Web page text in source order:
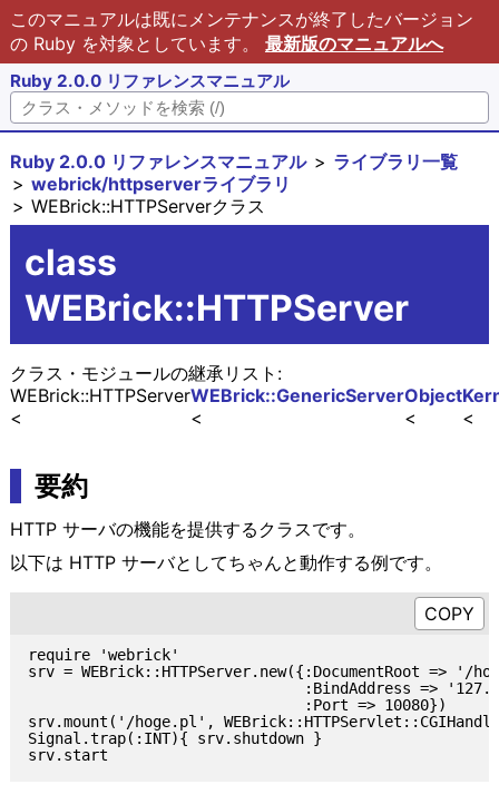
このマニュアルは既にメンテナンスが終了したバージョン
の Ruby を対象としています。 最新版のマニュアルへ
Ruby 2.0.0 リファレンスマニュアル
Ruby 2.0.0 リファレンスマニュアル
ライブラリ一覧
webrick/httpserverライブラリ
WEBrick::HTTPServerクラス
class
WEBrick::HTTPServer
クラス・モジュールの継承リスト:
Object
WEBrick::GenericServer
WEBrick::HTTPServer
要約
HTTP サーバの機能を提供するクラスです。
以下は HTTP サーバとしてちゃんと動作する例です。
require 'webrick'
srv = WEBrick::HTTPServer.new({:DocumentRoot => '/
:BindAddress =>
                               :Port => 10080})
srv.mount('/hoge.pl',
Signal.trap(:INT){ srv.shutdown }